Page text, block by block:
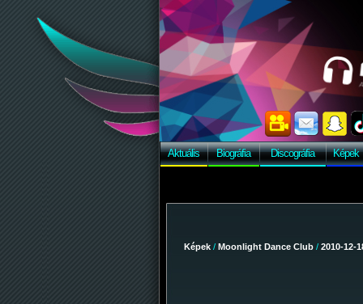
Aktuális Biográfia Discográfia Képek
Képek / Moonlight Dance Club / 2010-12-